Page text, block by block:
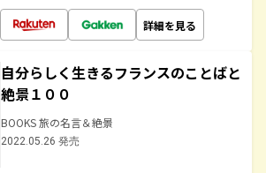
詳細を見る
自分らしく生きるフランスのことばと
絶景１００
BOOKS 旅の名言＆絶景
2022.05.26 発売